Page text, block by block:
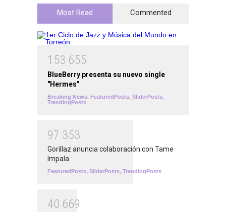
Most Read Commented
1 53 655
BlueBerry presenta su nuevo single
"Hermes"
Breaking News, FeaturedPosts, SliderPosts,
TrendingPosts
97 353
Gorillaz anuncia colaboración con Tame
Impala.
FeaturedPosts, SliderPosts, TrendingPosts
40 669